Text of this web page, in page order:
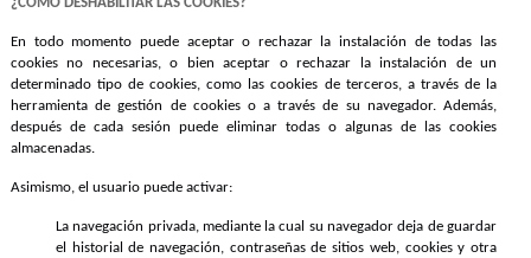
En todo momento puede aceptar o rechazar la instalación de todas las
cookies no necesarias, o bien aceptar o rechazar la instalación de un
determinado tipo de cookies, como las cookies de terceros, a través de la
herramienta de gestión de cookies o a través de su navegador. Además,
después de cada sesión puede eliminar todas o algunas de las cookies
almacenadas.
Asimismo, el usuario puede activar:
La navegación privada, mediante la cual su navegador deja de guardar
el historial de navegación, contraseñas de sitios web, cookies y otra